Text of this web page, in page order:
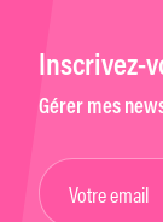
Inscrivez-
Gérer mes